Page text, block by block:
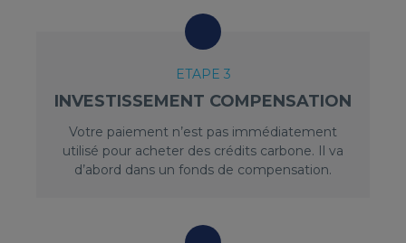
ETAPE 3
INVESTISSEMENT COMPENSATION
Votre paiement n’est pas immédiatement
utilisé pour acheter des crédits carbone. Il va
d’abord dans un fonds de compensation.